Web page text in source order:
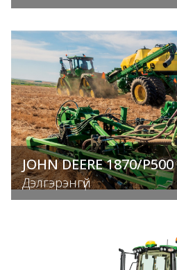
JOHN DEERE 1870/P500
Дэлгэрэнгүй